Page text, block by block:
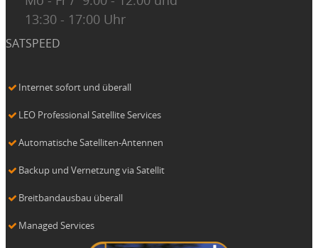
13:30 - 17:00 Uhr
SATSPEED
Internet sofort und überall
LEO Professional Satellite Services
Automatische Satelliten-Antennen
Backup und Vernetzung via Satellit
Breitbandausbau überall
Managed Services